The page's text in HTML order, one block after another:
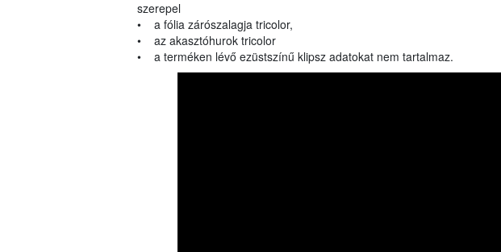
szerepel
• a fólia zárószalagja tricolor,
• az akasztóhurok tricolor
• a terméken lévő ezüstszínű klipsz adatokat nem tartalmaz.